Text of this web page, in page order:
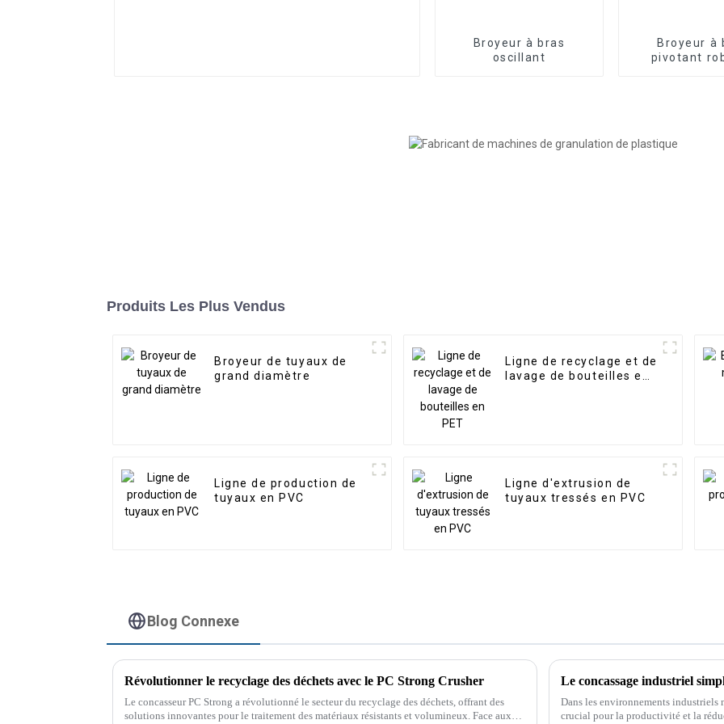
Broyeur à bras
oscillant
Broyeur à
pivotant
Produits Les Plus Vendus
Broyeur de tuyaux de
grand diamètre
Ligne de recyclage et de
lavage de bouteilles en
Ligne de production de
tuyaux en PVC
Ligne d'extrusion de
tuyaux tressés en PVC
Blog Connexe
Révolutionner le recyclage des déchets avec le PC Strong Crusher
Le concasseur PC Strong a révolutionné le secteur du recyclage des déchets, offrant des
solutions innovantes pour le traitement des matériaux résistants et volumineux. Face aux
Le concassage industriel
Dans les environnements industriels
crucial pour la productivité et la